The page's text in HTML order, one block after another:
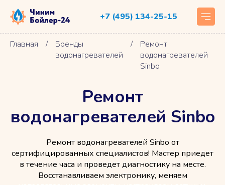
+7 (495) 134-25-15
Главная /
Бренды
водонагревателей
/
Ремонт
водонагревателей
Sinbo
Ремонт
водонагревателей Sinbo
Ремонт водонагревателей Sinbo от
сертифицированных специалистов! Мастер приедет
в течение часа и проведет диагностику на месте.
Восстанавливаем электронику, меняем